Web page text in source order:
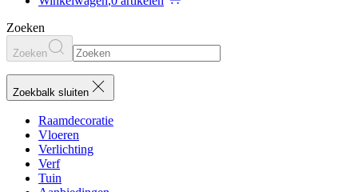
Zoeken
Zoeken
Zoekbalk sluiten
Raamdecoratie
Vloeren
Verlichting
Verf
Tuin